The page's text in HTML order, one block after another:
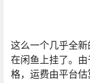
这么一个几乎全
在闲鱼上挂了。
格，运费由平台